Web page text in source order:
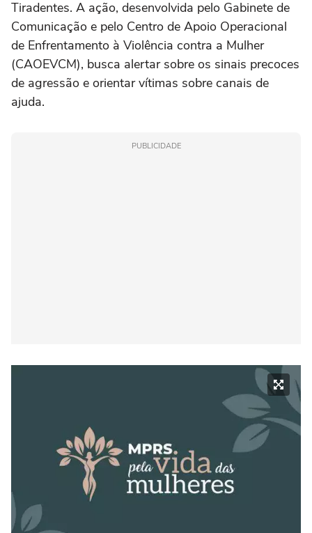
Tiradentes. A ação, desenvolvida pelo Gabinete de
Comunicação e pelo Centro de Apoio Operacional
de Enfrentamento à Violência contra a Mulher
(CAOEVCM), busca alertar sobre os sinais precoces
de agressão e orientar vítimas sobre canais de
ajuda.
PUBLICIDADE